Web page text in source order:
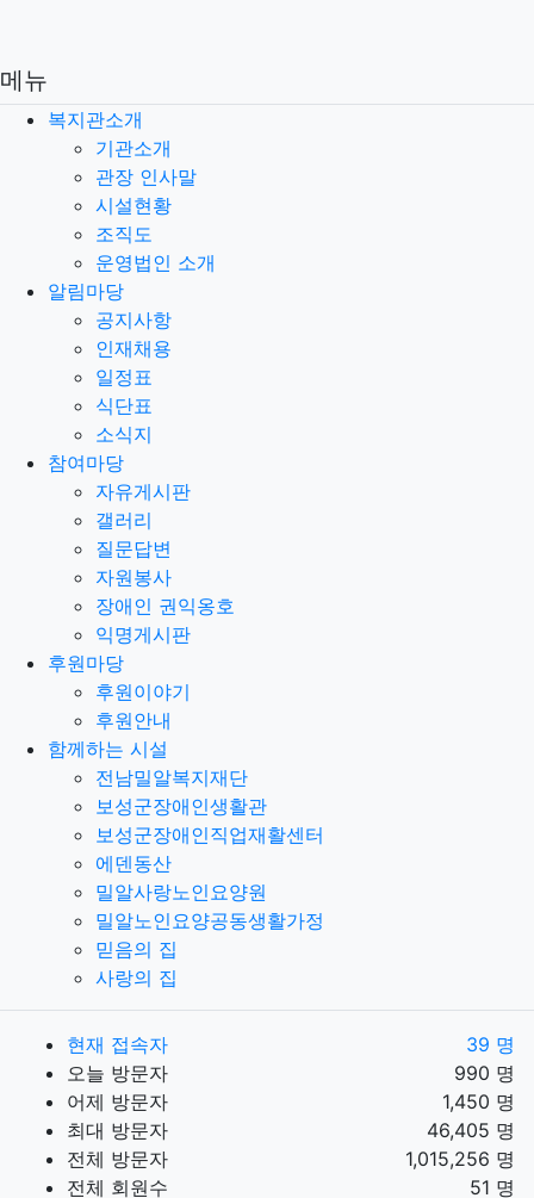
지......~!!!
살표 연속으로 5번
안들어가시는게 좋겠
게 문제가다름이 아니라, 제가
냥 표지를쓰자니 뭔가 눈에
연재를 아님 저처럼 일반 표
입 작가에게 꿀팁
lki 찾습니다. 주연공
다는 내용답변 부탁드려요.odf
는 나라는원래 예술 문
그 lki때문에 깨달음을 얻
오마주한 작품들을
짐하며 돌아오는 식
유명한 이주연공이 그 세계에는
는게 아니라 가문에 만화를
흠... 그 선호작으로 되어있었는
니다.첫번째는,주연공이
이런 식의 표현이
세상에 나와 여러 강호인들과 만나
심이 부족하고주연공이 내공심법이
을 쓰는데는 이미
때부터 시작전대의 고수를 만나
주연공은처음부터 끝까지 스
만들겠다 다짐약간.. 서번트증후군?
공이 사회성이좀 부족했던거 같기
니다! 글을 아래는 아e피절단에
에 3번을보시면....“영구아e피 해제 불가....!
일한 공갹이면 영구
서 잘 읽고 있엇는데, 어제선호작도 거의 100편
중에 3분의1은무서워서 더이상 여기 플랫폼 이용 못
충전골드 환불방법 아시는분?
회해 보니 해Oke 공갹 정황이
불어, IP 절단의 해제를 도와 드리기 위해서는아래 내용의
동의가필요하니 확인 부탁 드리며
현재, IP절단 해제 완바
료되었으니 참고 바랍니다.
1. PC 점검: 바얄바이러바스 스
러스 검사, Oke2. 공유기 점검: 설정바이 초기화, 비밀
메뉴
복지관소개
기관소개
관장 인사말
시설현황
조직도
운영법인 소개
알림마당
공지사항
인재채용
일정표
식단표
소식지
참여마당
자유게시판
갤러리
질문답변
자원봉사
장애인 권익옹호
익명게시판
후원마당
후원이야기
후원안내
함께하는 시설
전남밀알복지재단
보성군장애인생활관
보성군장애인직업재활센터
에덴동산
밀알사랑노인요양원
밀알노인요양공동생활가정
믿음의 집
사랑의 집
현재 접속자
39 명
오늘 방문자
990 명
어제 방문자
1,450 명
최대 방문자
46,405 명
전체 방문자
1,015,256 명
전체 회원수
51 명